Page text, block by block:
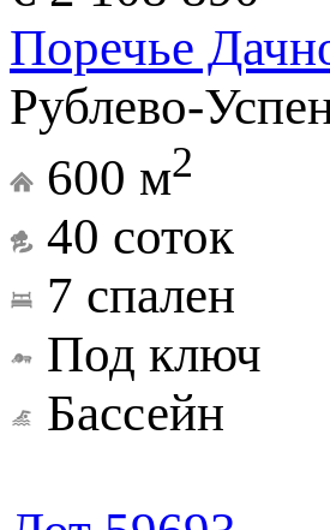
Поречье
Рублево-
600 м2
40 соток
7 спален
Под ключ
Бассейн